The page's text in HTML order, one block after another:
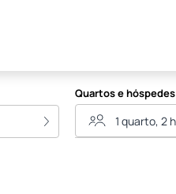
Quartos e hóspedes